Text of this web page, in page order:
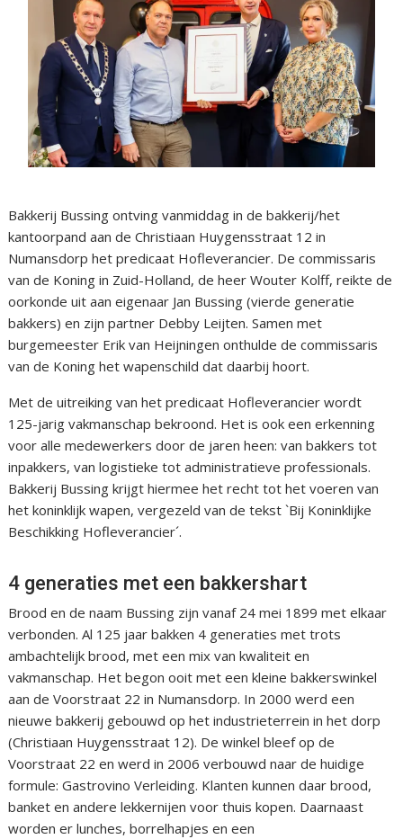
Bakkerij Bussing ontving vanmiddag in de bakkerij/het
kantoorpand aan de Christiaan Huygensstraat 12 in
Numansdorp het predicaat Hofleverancier. De commissaris
van de Koning in Zuid-Holland, de heer Wouter Kolff, reikte de
oorkonde uit aan eigenaar Jan Bussing (vierde generatie
bakkers) en zijn partner Debby Leijten. Samen met
burgemeester Erik van Heijningen onthulde de commissaris
van de Koning het wapenschild dat daarbij hoort.
Met de uitreiking van het predicaat Hofleverancier wordt
125-jarig vakmanschap bekroond. Het is ook een erkenning
voor alle medewerkers door de jaren heen: van bakkers tot
inpakkers, van logistieke tot administratieve professionals.
Bakkerij Bussing krijgt hiermee het recht tot het voeren van
het koninklijk wapen, vergezeld van de tekst `Bij Koninklijke
Beschikking Hofleverancier´.
4 generaties met een bakkershart
Brood en de naam Bussing zijn vanaf 24 mei 1899 met elkaar
verbonden. Al 125 jaar bakken 4 generaties met trots
ambachtelijk brood, met een mix van kwaliteit en
vakmanschap. Het begon ooit met een kleine bakkerswinkel
aan de Voorstraat 22 in Numansdorp. In 2000 werd een
nieuwe bakkerij gebouwd op het industrieterrein in het dorp
(Christiaan Huygensstraat 12). De winkel bleef op de
Voorstraat 22 en werd in 2006 verbouwd naar de huidige
formule: Gastrovino Verleiding. Klanten kunnen daar brood,
banket en andere lekkernijen voor thuis kopen. Daarnaast
worden er lunches, borrelhapjes en een